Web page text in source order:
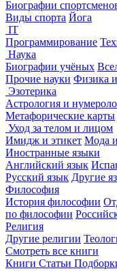
Биографии
Виды спорта Йога
IT
Программирование
Наука
Биографии учёных
Прочие науки Физика
Эзотерика
Астрология и
Метафорические карты
Уход за телом и лицом
Имидж и этикет Мода
Иностранные языки
Английский язык
Русский язык Другие
Философия
История философии
по философии
Религия
Другие религии
Смотреть все книги
Книги Статьи